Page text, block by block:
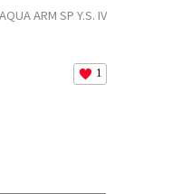
ARM SP Y.S. IV
1